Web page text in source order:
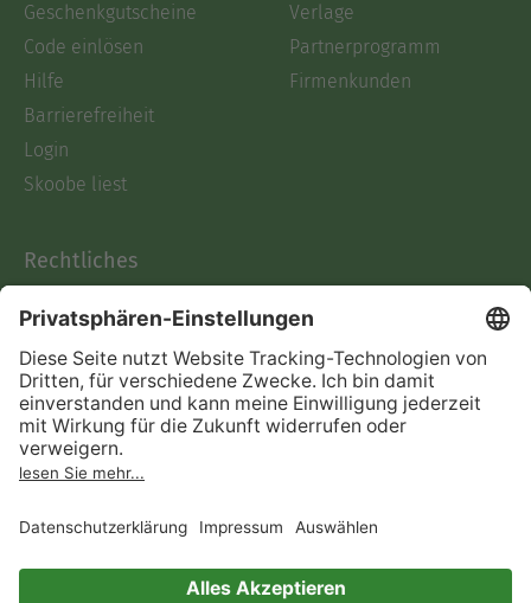
Geschenkgutscheine
Code einlösen
Hilfe
Barrierefreiheit
Login
Skoobe liest
Verlage
Partnerprogramm
Firmenkunden
Rechtliches
AGB
Informationen nach Data
Act
Verträge hier kündigen
Impressum